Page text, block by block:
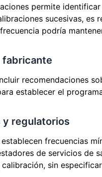
permite
sucesivas, es
podría
fabricante
recomendaciones
establecer el
y regulatorios
frecuencias
de servicios de
sin